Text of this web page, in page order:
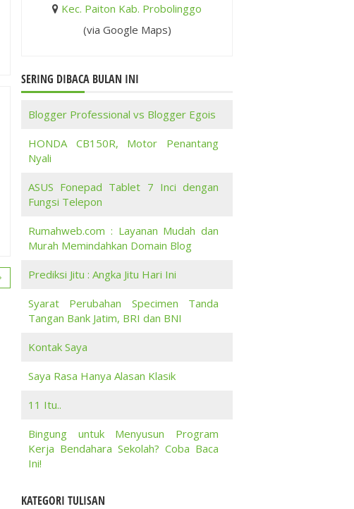
Kec. Paiton Kab. Probolinggo
(via Google Maps)
SERING DIBACA BULAN INI
Blogger Professional vs Blogger Egois
HONDA CB150R, Motor Penantang
Nyali
ASUS Fonepad Tablet 7 Inci dengan
Fungsi Telepon
Rumahweb.com : Layanan Mudah dan
Murah Memindahkan Domain Blog
Prediksi Jitu : Angka Jitu Hari Ini
Syarat Perubahan Specimen Tanda
Tangan Bank Jatim, BRI dan BNI
Kontak Saya
Saya Rasa Hanya Alasan Klasik
11 Itu..
Bingung untuk Menyusun Program
Kerja Bendahara Sekolah? Coba Baca
Ini!
KATEGORI TULISAN